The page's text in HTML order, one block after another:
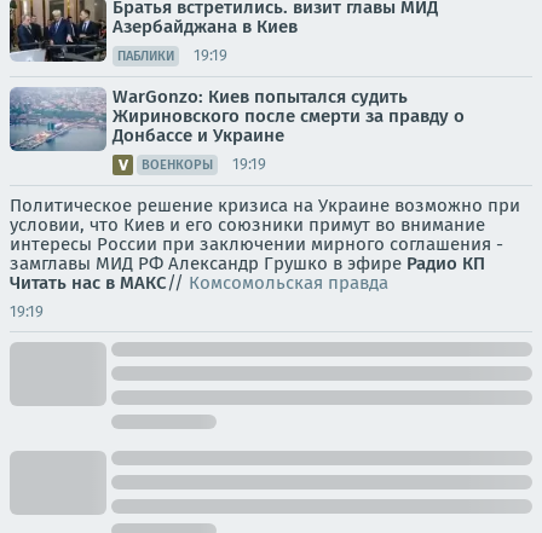
Братья встретились. визит главы МИД
Азербайджана в Киев
ПАБЛИКИ 19:19
WarGonzo: Киев попытался судить
Жириновского после смерти за правду о
Донбассе и Украине
ВОЕНКОРЫ 19:19
Политическое решение кризиса на Украине возможно при
условии, что Киев и его союзники примут во внимание
интересы России при заключении мирного соглашения -
замглавы МИД РФ Александр Грушко в эфире Радио КП
Читать нас в МАКС// Комсомольская правда
19:19